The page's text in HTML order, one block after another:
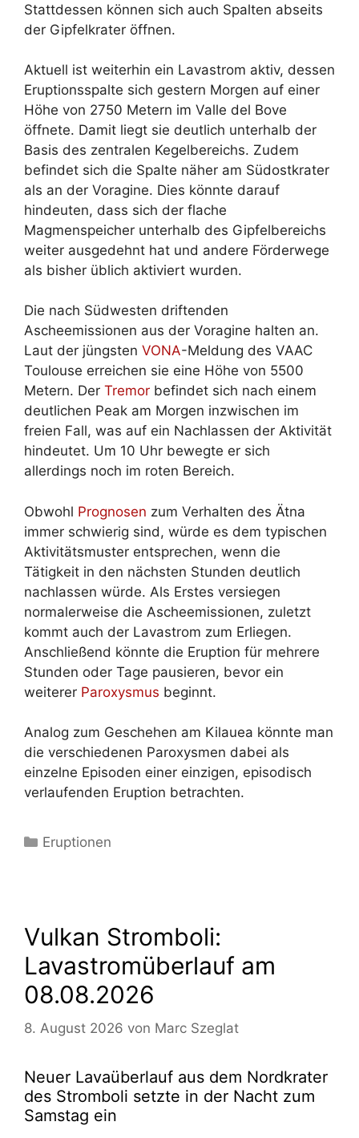
Stattdessen können sich auch Spalten abseits
der Gipfelkrater öffnen.
Aktuell ist weiterhin ein Lavastrom aktiv, dessen
Eruptionsspalte sich gestern Morgen auf einer
Höhe von 2750 Metern im Valle del Bove
öffnete. Damit liegt sie deutlich unterhalb der
Basis des zentralen Kegelbereichs. Zudem
befindet sich die Spalte näher am Südostkrater
als an der Voragine. Dies könnte darauf
hindeuten, dass sich der flache
Magmenspeicher unterhalb des Gipfelbereichs
weiter ausgedehnt hat und andere Förderwege
als bisher üblich aktiviert wurden.
Die nach Südwesten driftenden
Ascheemissionen aus der Voragine halten an.
Laut der jüngsten VONA-Meldung des VAAC
Toulouse erreichen sie eine Höhe von 5500
Metern. Der Tremor befindet sich nach einem
deutlichen Peak am Morgen inzwischen im
freien Fall, was auf ein Nachlassen der Aktivität
hindeutet. Um 10 Uhr bewegte er sich
allerdings noch im roten Bereich.
Obwohl Prognosen zum Verhalten des Ätna
immer schwierig sind, würde es dem typischen
Aktivitätsmuster entsprechen, wenn die
Tätigkeit in den nächsten Stunden deutlich
nachlassen würde. Als Erstes versiegen
normalerweise die Ascheemissionen, zuletzt
kommt auch der Lavastrom zum Erliegen.
Anschließend könnte die Eruption für mehrere
Stunden oder Tage pausieren, bevor ein
weiterer Paroxysmus beginnt.
Analog zum Geschehen am Kilauea könnte man
die verschiedenen Paroxysmen dabei als
einzelne Episoden einer einzigen, episodisch
verlaufenden Eruption betrachten.
Kategorien
Eruptionen
Vulkan Stromboli:
Lavastromüberlauf am
08.08.2026
8. August 2026 von Marc Szeglat
Neuer Lavaüberlauf aus dem Nordkrater
des Stromboli setzte in der Nacht zum
Samstag ein